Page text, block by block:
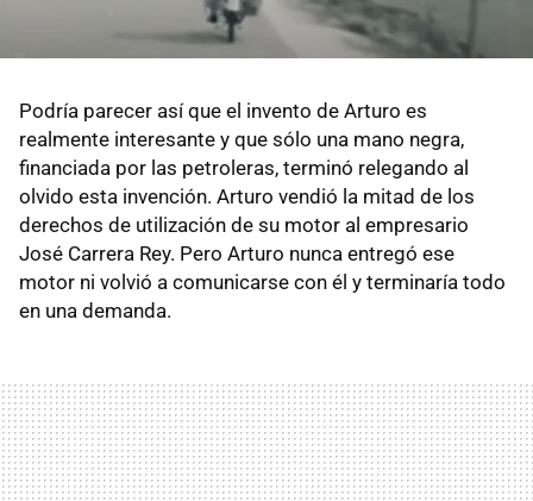
Podría parecer así que el invento de Arturo es
realmente interesante y que sólo una mano negra,
financiada por las petroleras, terminó relegando al
olvido esta invención. Arturo vendió la mitad de los
derechos de utilización de su motor al empresario
José Carrera Rey. Pero Arturo nunca entregó ese
motor ni volvió a comunicarse con él y terminaría todo
en una demanda.